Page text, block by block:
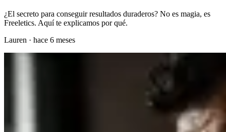
¿El secreto para conseguir resultados duraderos? No es magia, es
Freeletics. Aquí te explicamos por qué.
Lauren · hace 6 meses